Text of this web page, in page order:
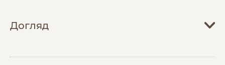
Догляд